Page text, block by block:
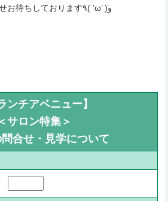
お問い合わせお待ちしております٩( ‘ω’ )و
ンチアベニュー】
サロン特集＞
合せ・見学について